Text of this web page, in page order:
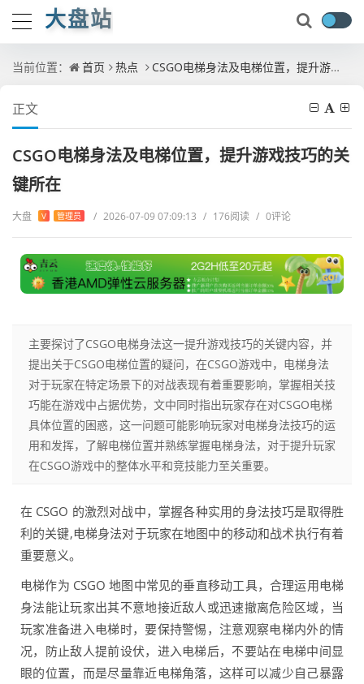
大盘站
当前位置： 首页 热点 CSGO电梯身法及电梯位置，提升游戏技巧的关键所在
正文
CSGO电梯身法及电梯位置，提升游戏技巧的关
键所在
大盘 V 管理员 / 2026-07-09 07:09:13 / 176阅读 / 0评论
主要探讨了CSGO电梯身法这一提升游戏技巧的关键内容，并
提出关于CSGO电梯位置的疑问，在CSGO游戏中，电梯身法
对于玩家在特定场景下的对战表现有着重要影响，掌握相关技
巧能在游戏中占据优势，文中同时指出玩家存在对CSGO电梯
具体位置的困惑，这一问题可能影响玩家对电梯身法技巧的运
用和发挥，了解电梯位置并熟练掌握电梯身法，对于提升玩家
在CSGO游戏中的整体水平和竞技能力至关重要。
在 CSGO 的激烈对战中，掌握各种实用的身法技巧是取得胜
利的关键,电梯身法对于玩家在地图中的移动和战术执行有着
重要意义。
电梯作为 CSGO 地图中常见的垂直移动工具，合理运用电梯
身法能让玩家出其不意地接近敌人或迅速撤离危险区域，当
玩家准备进入电梯时，要保持警惕，注意观察电梯内外的情
况，防止敌人提前设伏，进入电梯后，不要站在电梯中间显
眼的位置，而是尽量靠近电梯角落，这样可以减少自己暴露